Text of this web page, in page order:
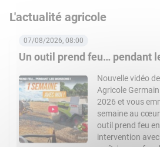
L'actualité agricole
Un outil prend feu… pendant
07/08/2026, 08:00
Nouvelle vidéo
Agricole
2026 et vous
semaine au
outil prend feu
intervention